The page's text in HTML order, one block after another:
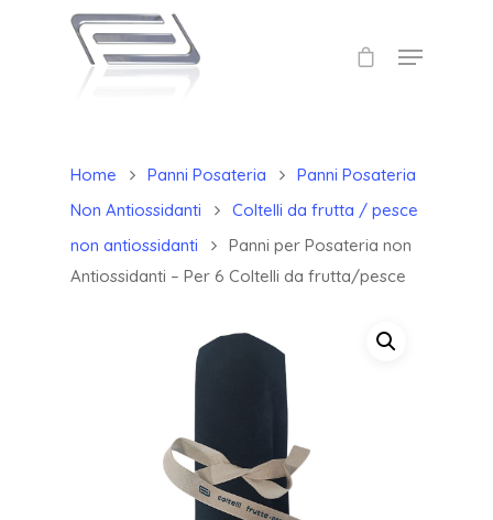
Home Panni Posateria
Panni Posateria
Non Antiossidanti
Coltelli da frutta / pesce
non antiossidanti
Panni per Posateria non
Antiossidanti – Per 6 Coltelli da frutta/pesce